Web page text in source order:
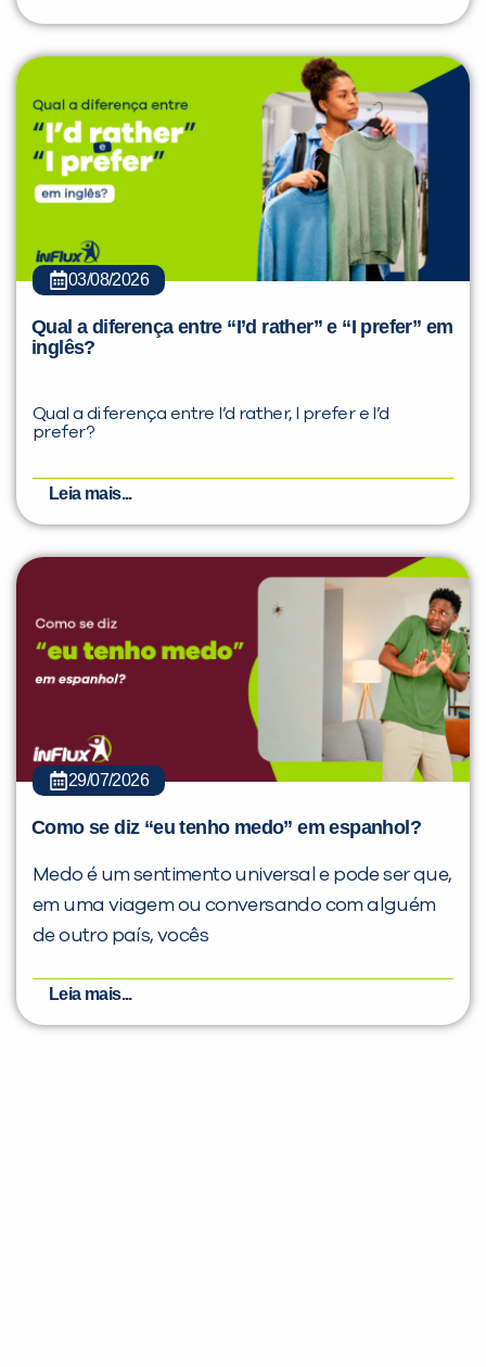
03/08/2026
Qual a diferença entre “I’d rather” e “I prefer” em
inglês?
Qual a diferença entre I’d rather, I prefer e I’d
prefer?
Leia mais...
29/07/2026
Como se diz “eu tenho medo” em espanhol?
Medo é um sentimento universal e pode ser que,
em uma viagem ou conversando com alguém
de outro país, vocês
Leia mais...